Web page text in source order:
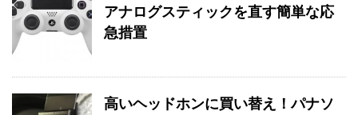
アナログスティックを直す簡単な応
急措置
高いヘッドホンに買い替え！パナソ